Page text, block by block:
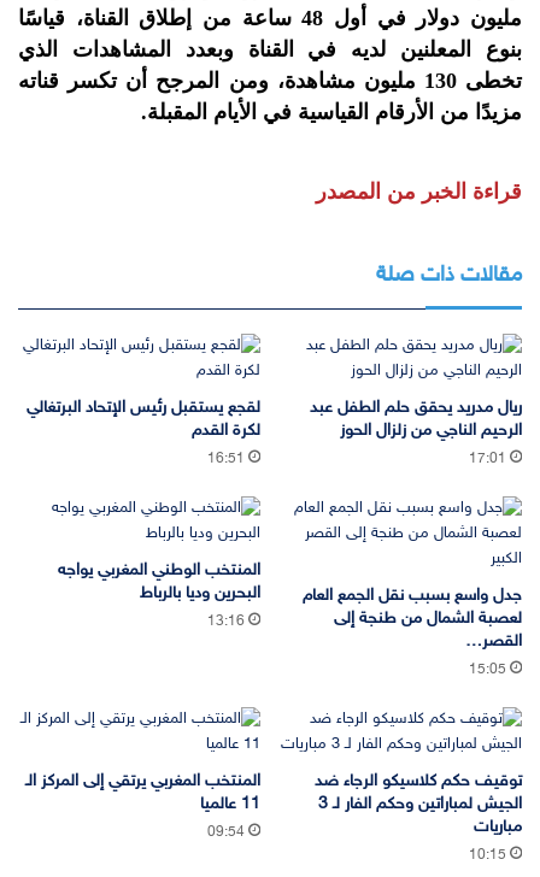
مليون دولار في أول 48 ساعة من إطلاق القناة، قياسًا
بنوع المعلنين لديه في القناة وبعدد المشاهدات الذي
تخطى 130 مليون مشاهدة، ومن المرجح أن تكسر قناته
مزيدًا من الأرقام القياسية في الأيام المقبلة.
قراءة الخبر من المصدر
مقالات ذات صلة
ريال مدريد يحقق حلم الطفل عبد
الرحيم الناجي من زلزال الحوز
17:01
لقجع يستقبل رئيس الإتحاد البرتغالي
لكرة القدم
16:51
جدل واسع بسبب نقل الجمع العام
لعصبة الشمال من طنجة إلى
القصر…
15:05
المنتخب الوطني المغربي يواجه
البحرين وديا بالرباط
13:16
توقيف حكم كلاسيكو الرجاء ضد
الجيش لمباراتين وحكم الفار لـ 3
مباريات
10:15
المنتخب المغربي يرتقي إلى المركز الـ
11 عالميا
09:54